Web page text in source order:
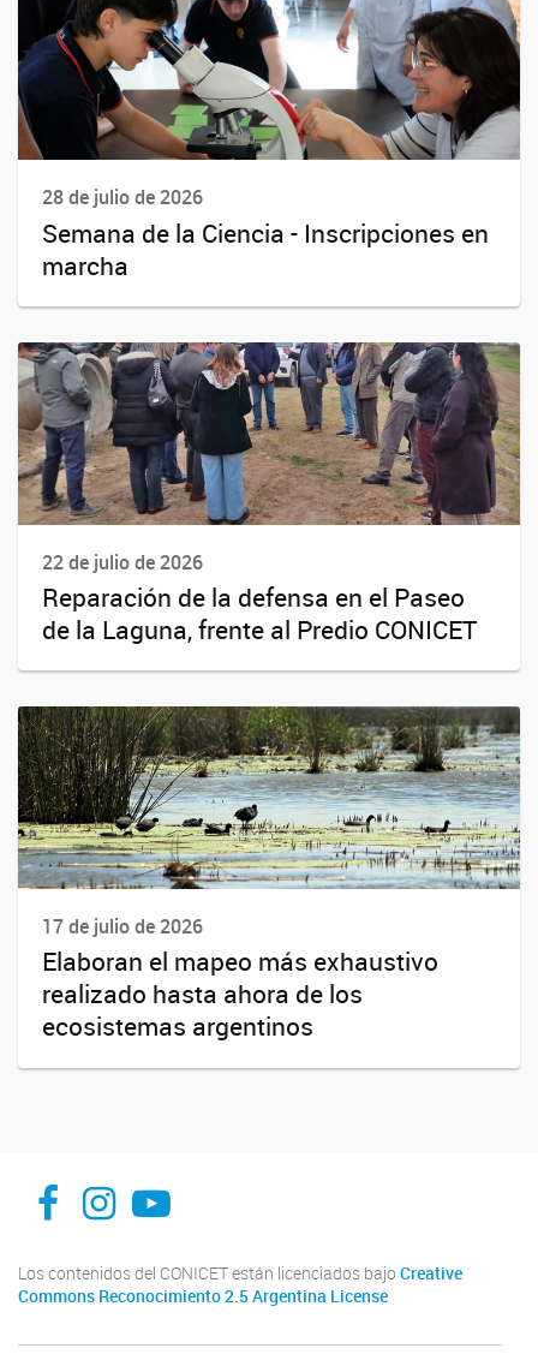
28 de julio de 2026
Semana de la Ciencia - Inscripciones en
marcha
22 de julio de 2026
Reparación de la defensa en el Paseo
de la Laguna, frente al Predio CONICET
17 de julio de 2026
Elaboran el mapeo más exhaustivo
realizado hasta ahora de los
ecosistemas argentinos
facebook
instagram
Youtube
Los contenidos del CONICET están licenciados bajo Creative
Commons Reconocimiento 2.5 Argentina License